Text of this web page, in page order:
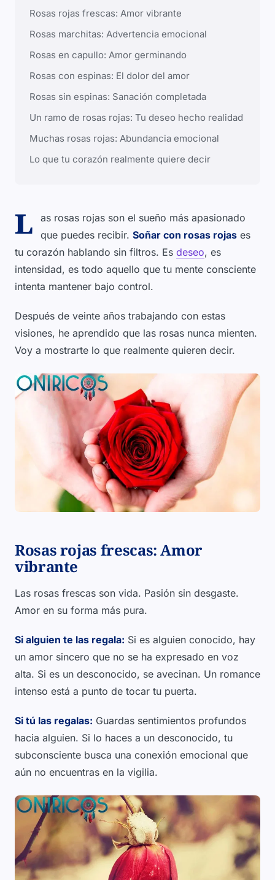
Rosas rojas frescas: Amor vibrante
Rosas marchitas: Advertencia emocional
Rosas en capullo: Amor germinando
Rosas con espinas: El dolor del amor
Rosas sin espinas: Sanación completada
Un ramo de rosas rojas: Tu deseo hecho realidad
Muchas rosas rojas: Abundancia emocional
Lo que tu corazón realmente quiere decir
L
as rosas rojas son el sueño más apasionado
que puedes recibir. Soñar con rosas rojas es
tu corazón hablando sin filtros. Es deseo, es
intensidad, es todo aquello que tu mente consciente
intenta mantener bajo control.
Después de veinte años trabajando con estas
visiones, he aprendido que las rosas nunca mienten.
Voy a mostrarte lo que realmente quieren decir.
Rosas rojas frescas: Amor
vibrante
Las rosas frescas son vida. Pasión sin desgaste.
Amor en su forma más pura.
Si alguien te las regala: Si es alguien conocido, hay
un amor sincero que no se ha expresado en voz
alta. Si es un desconocido, se avecinan. Un romance
intenso está a punto de tocar tu puerta.
Si tú las regalas: Guardas sentimientos profundos
hacia alguien. Si lo haces a un desconocido, tu
subconsciente busca una conexión emocional que
aún no encuentras en la vigilia.